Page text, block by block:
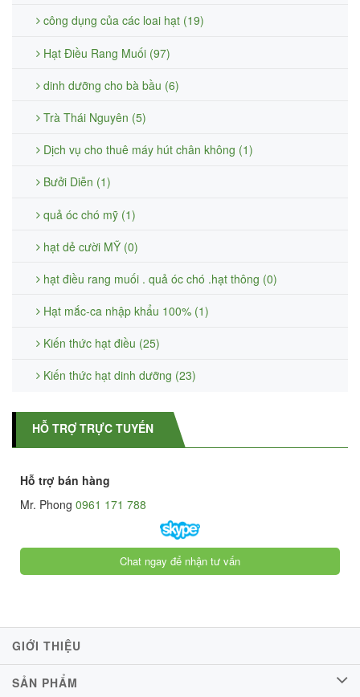
công dụng của các loai hạt (19)
Hạt Điều Rang Muối (97)
dinh dưỡng cho bà bầu (6)
Trà Thái Nguyên (5)
Dịch vụ cho thuê máy hút chân không (1)
Bưởi Diễn (1)
quả óc chó mỹ (1)
hạt dẻ cười MỸ (0)
hạt điều rang muối . quả óc chó .hạt thông (0)
Hạt mắc-ca nhập khẩu 100% (1)
Kiến thức hạt điều (25)
Kiến thức hạt dinh dưỡng (23)
HỖ TRỢ TRỰC TUYẾN
Hỗ trợ bán hàng
Mr. Phong 0961 171 788
Chat ngay để nhận tư vấn
GIỚI THIỆU
SẢN PHẨM